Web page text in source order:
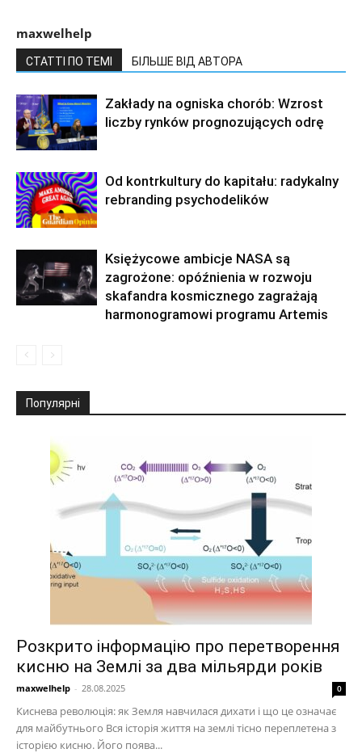
maxwelhelp
СТАТТІ ПО ТЕМІ БІЛЬШЕ ВІД АВТОРА
Zakłady na ogniska chorób: Wzrost
liczby rynków prognozujących odrę
Od kontrkultury do kapitału: radykalny
rebranding psychodelików
Księżycowe ambicje NASA są
zagrożone: opóźnienia w rozwoju
skafandra kosmicznego zagrażają
harmonogramowi programu Artemis
Популярні
Розкрито інформацію про перетворення
кисню на Землі за два мільярди років
maxwelhelp - 28.08.2025 0
Киснева революція: як Земля навчилася дихати і що це означає
для майбутнього Вся історія життя на землі тісно переплетена з
історією кисню. Його поява...